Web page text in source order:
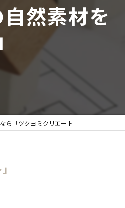
然素材を
「ツクヨミクリエート」